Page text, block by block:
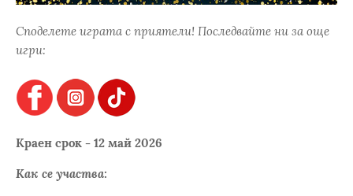
Споделете играта с приятели! Последвайте ни за още
игри:
Краен срок - 12 май 2026
Как се участва: